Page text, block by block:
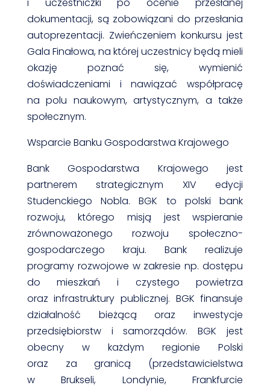
dokumentacji, są zobowiązani do przesłania
autoprezentacji. Zwieńczeniem konkursu jest
Gala Finałowa, na której uczestnicy będą mieli
okazję poznać się, wymienić
doświadczeniami i nawiązać współpracę
na polu naukowym, artystycznym, a także
społecznym.
Wsparcie Banku Gospodarstwa Krajowego
Bank Gospodarstwa Krajowego jest
partnerem strategicznym XIV edycji
Studenckiego Nobla. BGK to polski bank
rozwoju, którego misją jest wspieranie
zrównoważonego rozwoju społeczno-
gospodarczego kraju. Bank realizuje
programy rozwojowe w zakresie np. dostępu
do mieszkań i czystego powietrza
oraz infrastruktury publicznej. BGK finansuje
działalność bieżącą oraz inwestycje
przedsiębiorstw i samorządów. BGK jest
obecny w każdym regionie Polski
oraz za granicą (przedstawicielstwa
w Brukseli, Londynie, Frankfurcie